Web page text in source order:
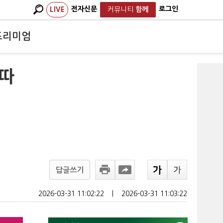
LIVE 전자신문 커뮤니티 함께 로그인
리미엄
답글쓰기
2026-03-31 11:02:22 2026-03-31 11:03:22